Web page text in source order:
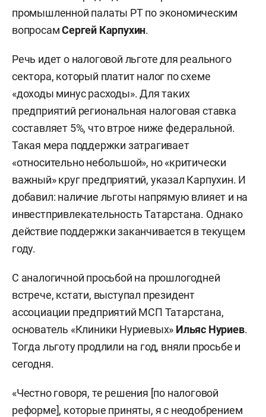
промышленной палаты РТ по экономическим
вопросамСергей Карпухин.
Речь идет о налоговой льготе для реального
сектора, который платит налог по схеме
«доходы минус расходы». Для таких
предприятий региональная налоговая ставка
составляет 5%, что втрое ниже федеральной.
Такая мера поддержки затрагивает
«относительно небольшой», но «критически
важный» круг предприятий, указал Карпухин. И
добавил: наличие льготы напрямую влияет и на
инвестпривлекательность Татарстана. Однако
действие поддержки заканчивается в текущем
году.
С аналогичной просьбой на прошлогодней
встрече, кстати, выступал президент
ассоциации предприятий МСП Татарстана,
основатель «Клиники Нуриевых» Ильяс Нуриев.
Тогда льготу продлили на год, вняли просьбе и
сегодня.
«Честно говоря, те решения [по налоговой
реформе], которые приняты, я с неодобрением